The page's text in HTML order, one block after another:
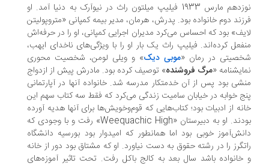
نوزدهم مارس 1933 فیلیپ میلتون راث در نیوآرک به دنیا آمد. او
دوم خانواده بود. پدرش، هرمان، مدیر بیمه کمپانی «متروپولیتن
بود که احساس می‌کرد مدیران اجرایی کمپانی، او را در حرفه‌اش
کرده‌اند. فیلیپ راث یک بار او را با ویژگی‌های ناخدای ایهب،
در رمان « موبی دیک» و ویلی لومن، شخصیت محوری
«مرگ فروشنده» توصیف کرده بود. مادرش پیش از ازدواج
بود پس از آن خدمتکار مدرسه‌ شد. خانواده آنها در آپارتمانی
خوابه در خیابان سامیت زندگی می‌کرد که فقط سه کتاب سهم این
از ادبیات بود؛ کتاب‌هایی که قوم‌وخویش‌ها برای آنها هدیه آورده
بودند. او به دبیرستان «Weequachic High» رفت و با وجودی که
خوبی بود اما همانطور که امیدوار بود بورسیه دانشگاه
را در رشته حقوق به دست نیاورد. او که مشتاق بود دور از خانه
باشد سال بعد به کالج باکل رفت. تحت تاثیر آموزه‌های